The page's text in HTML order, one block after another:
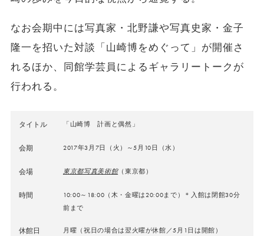
なお会期中には写真家・北野謙や写真史家・金子
隆一を招いた対談「山崎博をめぐって」が開催さ
れるほか、同館学芸員によるギャラリートークが
行われる。
タイトル 「山崎博 計画と偶然」
会期 2017年3月7日（火）～5月10日（水）
会場 東京都写真美術館（東京都）
時間
10:00～18:00（木・金曜は20:00まで）＊入館は閉館30分
前まで
休館日 月曜（祝⽇の場合は翌⽕曜が休館／5月1日は開館）